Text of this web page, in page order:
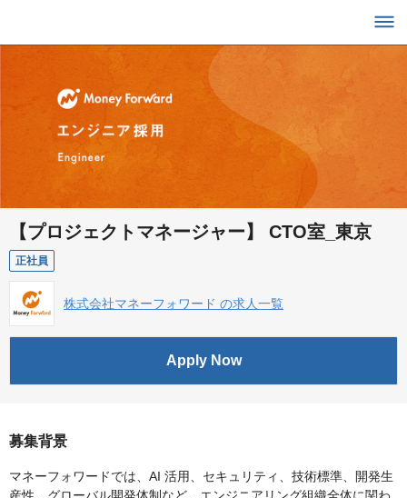
【プロジェクトマネージャー】 CTO室_東京
正社員
株式会社マネーフォワード の求人一覧
Apply Now
募集背景
マネーフォワードでは、AI 活用、セキュリティ、技術標準、開発生